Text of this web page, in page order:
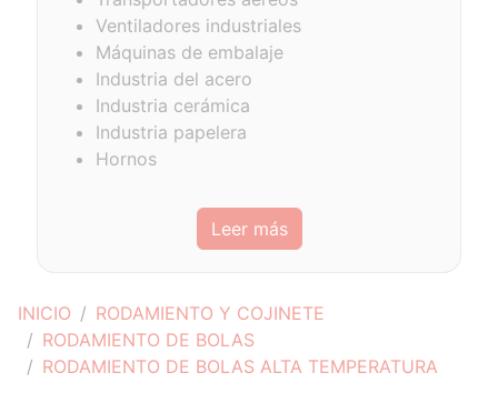
INICIO
RODAMIENTO Y COJINETE
RODAMIENTO DE BOLAS
RODAMIENTO DE BOLAS ALTA TEMPERATURA
Ventiladores industriales
Máquinas de embalaje
Industria del acero
Industria cerámica
Industria papelera
Hornos
Leer más